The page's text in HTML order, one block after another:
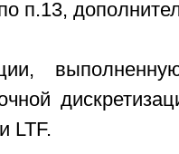
п.13,
LTF.